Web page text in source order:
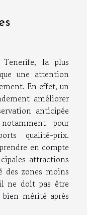
la plus
une attention
En effet, un
améliorer
anticipée
pour
qualité-prix.
en compte
attractions
des zones moins
ne doit pas être
mérité après